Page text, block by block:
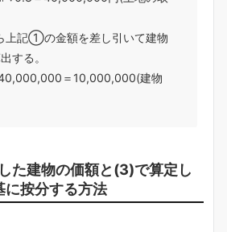
記①の金額を差し引いて建物
する。
＝10,000,000(建物
た建物の価額と(3)で算定し
に按分する方法